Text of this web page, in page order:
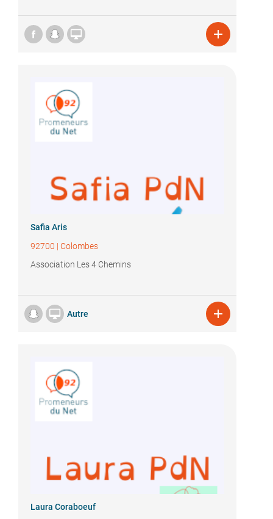
 
Safia Aris
92700 | Colombes
Association Les 4 Chemins
 Autre 
Laura Coraboeuf